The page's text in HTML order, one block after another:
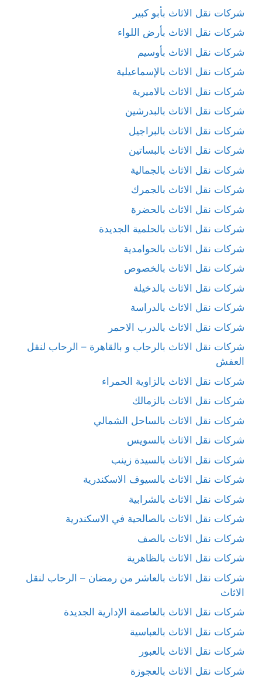
شركات نقل الاثاث بأبو كبير
شركات نقل الاثاث بأرض اللواء
شركات نقل الاثاث بأوسيم
شركات نقل الاثاث بالإسماعيلية
شركات نقل الاثاث بالاميرية
شركات نقل الاثاث بالبدرشين
شركات نقل الاثاث بالبراجيل
شركات نقل الاثاث بالبساتين
شركات نقل الاثاث بالجمالية
شركات نقل الاثاث بالجمرك
شركات نقل الاثاث بالحضرة
شركات نقل الاثاث بالحلمية الجديدة
شركات نقل الاثاث بالحوامدية
شركات نقل الاثاث بالخصوص
شركات نقل الاثاث بالدخيلة
شركات نقل الاثاث بالدراسة
شركات نقل الاثاث بالدرب الاحمر
شركات نقل الاثاث بالرحاب و بالقاهرة – الرحاب لنقل
العفش
شركات نقل الاثاث بالزاوية الحمراء
شركات نقل الاثاث بالزمالك
شركات نقل الاثاث بالساحل الشمالي
شركات نقل الاثاث بالسويس
شركات نقل الاثاث بالسيدة زينب
شركات نقل الاثاث بالسيوف الاسكندرية
شركات نقل الاثاث بالشرابية
شركات نقل الاثاث بالصالحية في الاسكندرية
شركات نقل الاثاث بالصف
شركات نقل الاثاث بالظاهرية
شركات نقل الاثاث بالعاشر من رمضان – الرحاب لنقل
الاثاث
شركات نقل الاثاث بالعاصمة الإدارية الجديدة
شركات نقل الاثاث بالعباسية
شركات نقل الاثاث بالعبور
شركات نقل الاثاث بالعجوزة